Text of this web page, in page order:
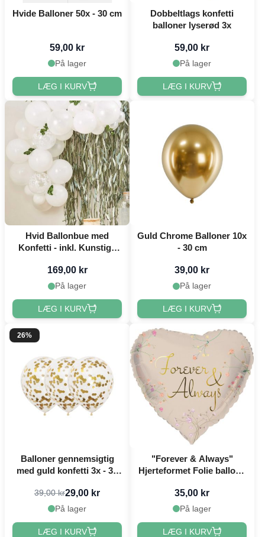
Hvide Balloner 50x - 30 cm
59,00 kr
På lager
LÆG I KURV
Dobbeltlags konfetti
balloner lyserød 3x
59,00 kr
På lager
LÆG I KURV
Hvid Ballonbue med
Konfetti - inkl. Kunstige
169,00 kr
På lager
LÆG I KURV
Guld Chrome Balloner 10x
- 30 cm
39,00 kr
På lager
LÆG I KURV
26%
Balloner gennemsigtig
med guld konfetti 3x - 30
39,00 kr29,00 kr
På lager
LÆG I KURV
"Forever & Always"
Hjerteformet Folie ballon -
35,00 kr
På lager
LÆG I KURV